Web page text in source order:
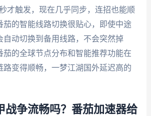
才触发，现在几乎同步，连招也能顺
茄的智能线路切换很贴心，即使中途
自动切换到备用线路，不会突然掉
茄的全球节点分布和智能推荐功能在
路变得顺畅，一梦江湖国外延迟高的
战争流畅吗？番茄加速器给